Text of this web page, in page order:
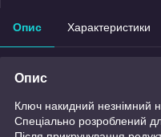
Опис Характеристики
Опис
Ключ накидний незнімний
Спеціально розроблений